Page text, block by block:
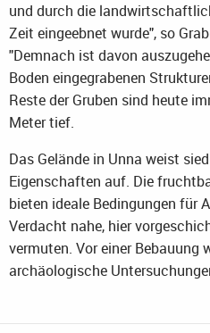
und durch die
Zeit eingeebnet wurde", so
"Demnach ist davon
Boden eingegrabenen
Reste der Gruben sind heute
Meter tief.
Das Gelände in Unna weist
Eigenschaften auf. Die
bieten ideale Bedingungen für
Verdacht nahe, hier
vermuten. Vor einer Bebauung
archäologische